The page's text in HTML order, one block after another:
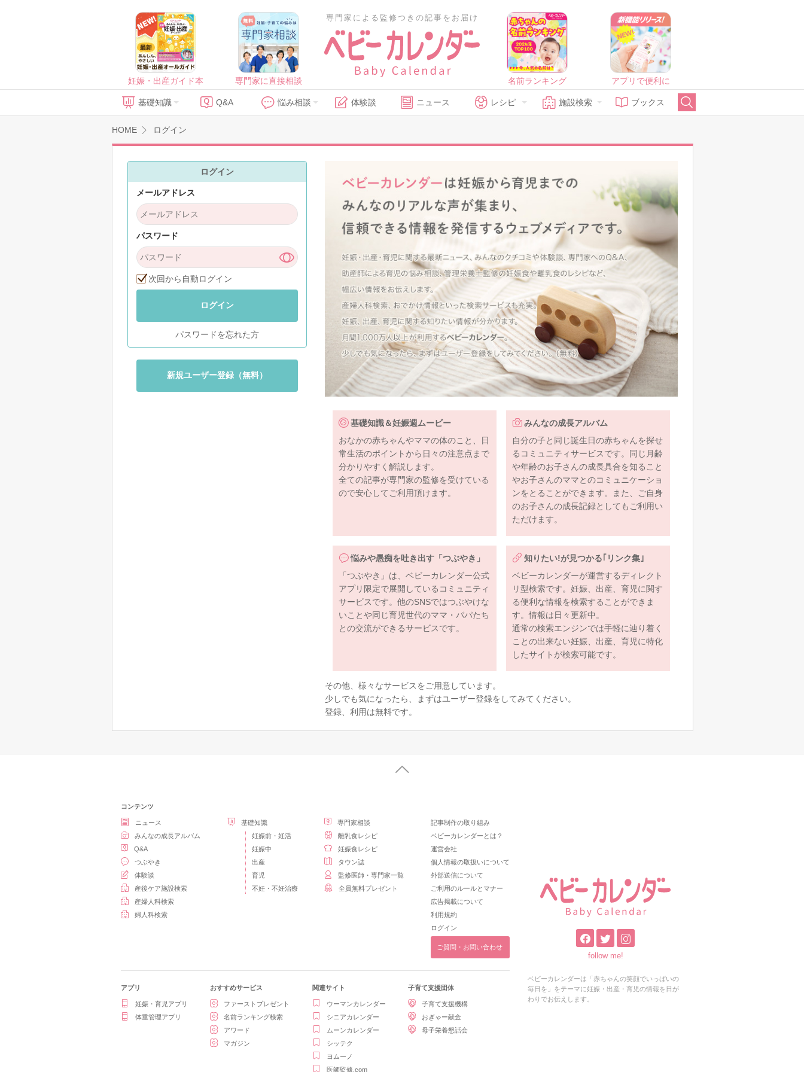
妊娠・出産ガイド本 専門家に直接相談
専門家による監修つきの記事をお届け
名前ランキング アプリで便利に
基礎知識 Q&A 悩み相談 体験談 ニュース レシピ 施設検索 ブックス
HOME ログイン
ログイン
メールアドレス
パスワード
次回から自動ログイン
ログイン
パスワードを忘れた方
新規ユーザー登録（無料）
基礎知識＆妊娠週ムービー
おなかの赤ちゃんやママの体のこと、日
常生活のポイントから日々の注意点まで
分かりやすく解説します。
全ての記事が専門家の監修を受けている
ので安心してご利用頂けます。
みんなの成長アルバム
自分の子と同じ誕生日の赤ちゃんを探せ
るコミュニティサービスです。同じ月齢
や年齢のお子さんの成長具合を知ること
やお子さんのママとのコミュニケーショ
ンをとることができます。また、ご自身
のお子さんの成長記録としてもご利用い
ただけます。
悩みや愚痴を吐き出す「つぶやき」
「つぶやき」は、ベビーカレンダー公式
アプリ限定で展開しているコミュニティ
サービスです。他のSNSではつぶやけな
いことや同じ育児世代のママ・パパたち
との交流ができるサービスです。
知りたい!が見つかる｢リンク集｣
ベビーカレンダーが運営するディレクト
リ型検索です。妊娠、出産、育児に関す
る便利な情報を検索することができま
す。情報は日々更新中。
通常の検索エンジンでは手軽に辿り着く
ことの出来ない妊娠、出産、育児に特化
したサイトが検索可能です。
その他、様々なサービスをご用意しています。
少しでも気になったら、まずはユーザー登録をしてみてください。
登録、利用は無料です。
コンテンツ
ニュース
みんなの成長アルバム
Q&A
つぶやき
体験談
産後ケア施設検索
産婦人科検索
婦人科検索
基礎知識
妊娠前・妊活
妊娠中
出産
育児
不妊・不妊治療
専門家相談
離乳食レシピ
妊娠食レシピ
タウン誌
監修医師・専門家一覧
全員無料プレゼント
記事制作の取り組み
ベビーカレンダーとは？
運営会社
個人情報の取扱いについて
外部送信について
ご利用のルールとマナー
広告掲載について
利用規約
ログイン
ご質問・お問い合わせ
アプリ
妊娠・育児アプリ
体重管理アプリ
おすすめサービス
ファーストプレゼント
名前ランキング検索
アワード
マガジン
関連サイト
ウーマンカレンダー
シニアカレンダー
ムーンカレンダー
シッテク
ヨムーノ
医師監修.com
子育て支援団体
子育て支援機構
おぎゃー献金
母子栄養懇話会
follow me!
ベビーカレンダーは「赤ちゃんの笑顔でいっぱいの
毎日を」をテーマに妊娠・出産・育児の情報を日が
わりでお伝えします。